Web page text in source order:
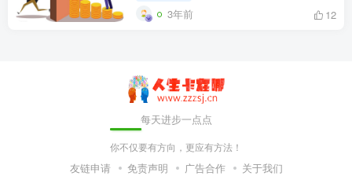
3年前 12
每天进步一点点
你不仅要有方向，更应有方法！
友链申请 免责声明 广告合作 关于我们